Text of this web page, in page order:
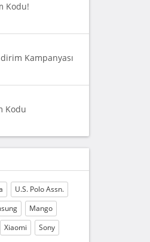
Kodu!
Kampanyası
Kodu
U.S. Polo Assn.
Mango
Xiaomi Sony